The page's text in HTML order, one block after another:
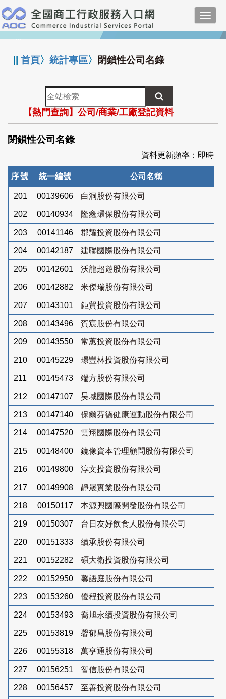
跳
到
主
要
:::
||首頁〉統計專區〉 閉鎖性公司名錄
全
站
檢
索
【熱門查詢】公司/商業/工廠登記資料
閉鎖性公司名錄
資料更新頻率：即時
序號 統一編號 公司名稱
201 00139606 白洞股份有限公司
202 00140934 隆鑫環保股份有限公司
203 00141146 郡耀投資股份有限公司
204 00142187 建聯國際股份有限公司
205 00142601 沃龍超遊股份有限公司
206 00142882 米傑瑞股份有限公司
207 00143101 鉅貿投資股份有限公司
208 00143496 賀宸股份有限公司
209 00143550 常蕙投資股份有限公司
210 00145229 璟豐林投資股份有限公司
211 00145473 端方股份有限公司
212 00147107 昊域國際股份有限公司
213 00147140 保爾芬德健康運動股份有限公司
214 00147520 雲翔國際股份有限公司
215 00148400 鏡像資本管理顧問股份有限公司
216 00149800 淳文投資股份有限公司
217 00149908 靜晟實業股份有限公司
218 00150117 本源興國際開發股份有限公司
219 00150307 台日友好飲食人股份有限公司
220 00151333 續承股份有限公司
221 00152282 碩大衛投資股份有限公司
222 00152950 馨語庭股份有限公司
223 00153260 優程投資股份有限公司
224 00153493 喬旭永續投資股份有限公司
225 00153819 馨郁昌股份有限公司
226 00155318 萬亨通股份有限公司
227 00156251 智信股份有限公司
228 00156457 至善投資股份有限公司